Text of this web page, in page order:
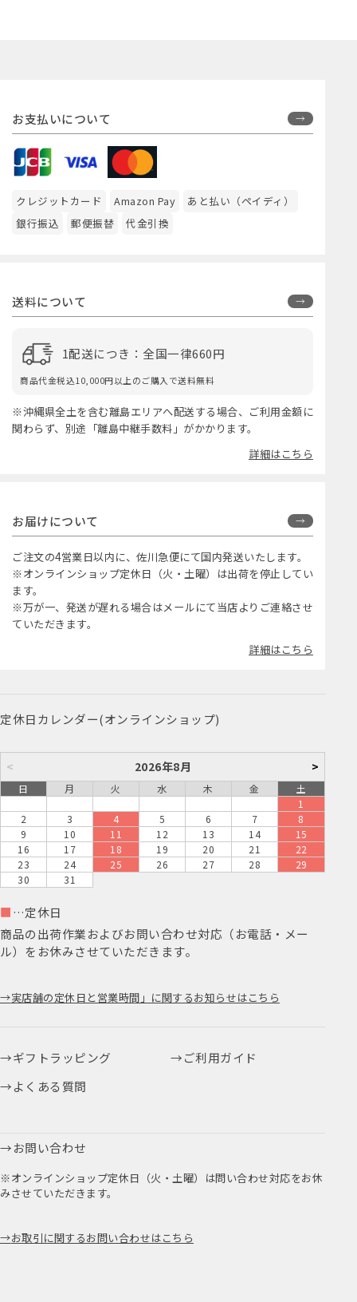
お支払いについて
クレジットカード Amazon Pay
あと払い（ペイディ）
銀行振込
郵便振替 代金引換
送料について
1配送につき：全国一律660円
商品代金税込10,000円以上のご購入で送料無料
※沖縄県全土を含む離島エリアへ配送する場合、ご利用金額に
関わらず、別途「離島中継手数料」がかかります。
詳細はこちら
お届けについて
ご注文の4営業日以内に、佐川急便にて国内発送いたします。
※オンラインショップ定休日（火・土曜）は出荷を停止してい
ます。
※万が一、発送が遅れる場合はメールにて当店よりご連絡させ
ていただきます。
詳細はこちら
定休日カレンダー(オンラインショップ)
< 2026年8月 >
日 月 火 水 木 金
土
1
2
3 4 5 6 7
8
9
10 11 12 13 14
15
16
17 18 19 20 21
22
23
24 25 26 27 28
29
30
31
■ …定休日
商品の出荷作業およびお問い合わせ対応（お電話・メー
ル）をお休みさせていただきます。
実店舗の定休日と営業時間」に関するお知らせはこちら
ギフトラッピング
ご利用ガイド
よくある質問
お問い合わせ
※オンラインショップ定休日（火・土曜）は問い合わせ対応をお休
みさせていただきます。
お取引に関するお問い合わせはこちら